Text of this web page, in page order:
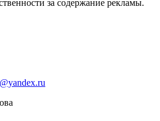
за содержание рекламы.